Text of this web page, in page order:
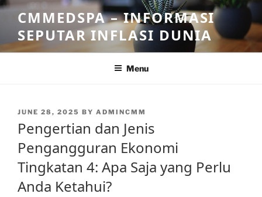
Skip
content
CMMEDSPA – INFORMASI
SEPUTAR INFLASI DUNIA
Menu
POSTED
JUNE 28, 2025 BY ADMINCMM
Pengertian dan Jenis
Pengangguran Ekonomi
Tingkatan 4: Apa Saja yang Perlu
Anda Ketahui?